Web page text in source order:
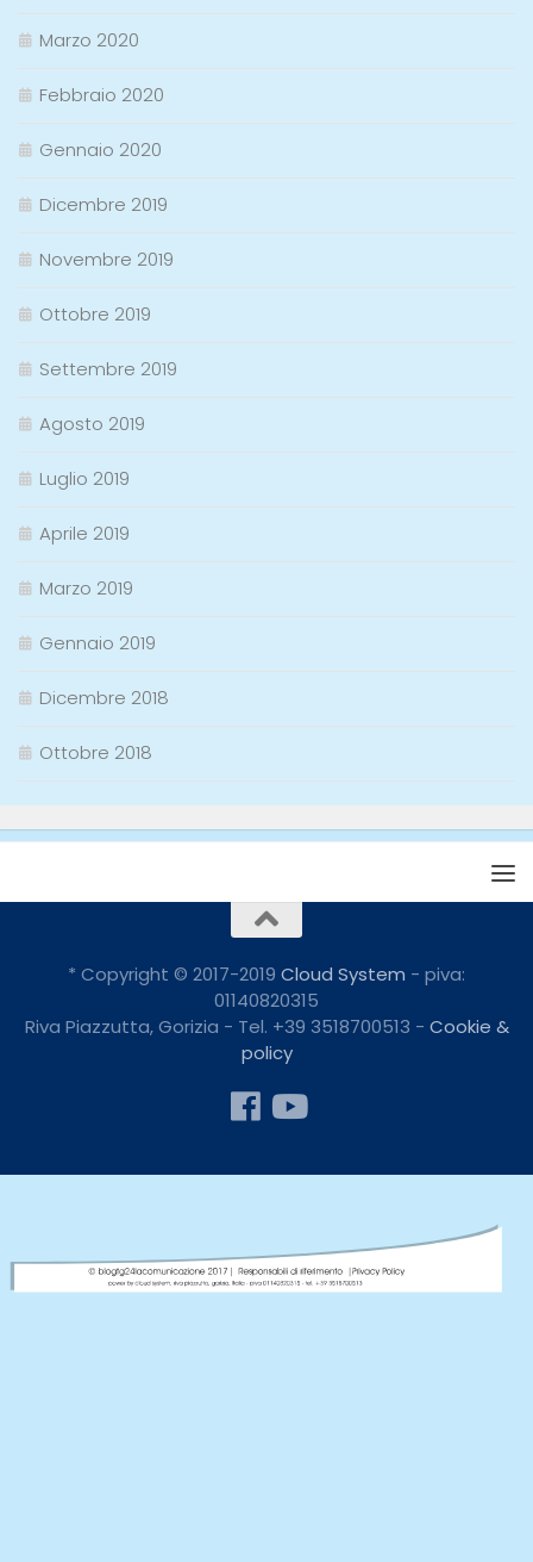
Marzo 2020
Febbraio 2020
Gennaio 2020
Dicembre 2019
Novembre 2019
Ottobre 2019
Settembre 2019
Agosto 2019
Luglio 2019
Aprile 2019
Marzo 2019
Gennaio 2019
Dicembre 2018
Ottobre 2018
* Copyright © 2017-2019 Cloud System - piva:
01140820315
Riva Piazzutta, Gorizia - Tel. +39 3518700513 - Cookie &
policy